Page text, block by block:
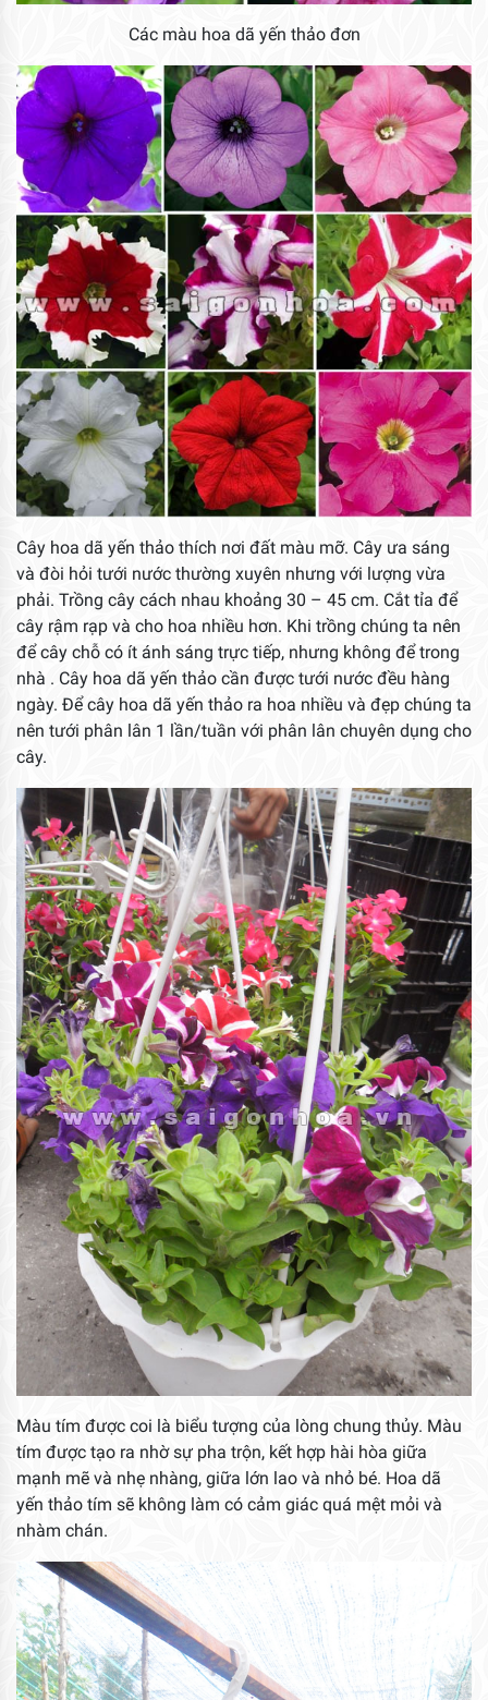
Các màu hoa dã yến thảo đơn
Cây hoa dã yến thảo thích nơi đất màu mỡ. Cây ưa sáng
và đòi hỏi tưới nước thường xuyên nhưng với lượng vừa
phải. Trồng cây cách nhau khoảng 30 – 45 cm. Cắt tỉa để
cây rậm rạp và cho hoa nhiều hơn. Khi trồng chúng ta nên
để cây chỗ có ít ánh sáng trực tiếp, nhưng không để trong
nhà . Cây hoa dã yến thảo cần được tưới nước đều hàng
ngày. Để cây hoa dã yến thảo ra hoa nhiều và đẹp chúng ta
nên tưới phân lân 1 lần/tuần với phân lân chuyên dụng cho
cây.
Màu tím được coi là biểu tượng của lòng chung thủy. Màu
tím được tạo ra nhờ sự pha trộn, kết hợp hài hòa giữa
mạnh mẽ và nhẹ nhàng, giữa lớn lao và nhỏ bé. Hoa dã
yến thảo tím sẽ không làm có cảm giác quá mệt mỏi và
nhàm chán.